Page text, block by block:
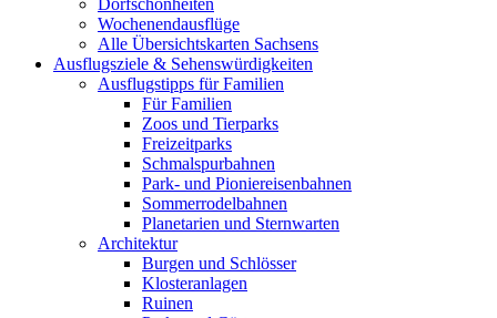
Dorfschönheiten
Wochenendausflüge
Alle Übersichtskarten Sachsens
Ausflugsziele & Sehenswürdigkeiten
Ausflugstipps für Familien
Für Familien
Zoos und Tierparks
Freizeitparks
Schmalspurbahnen
Park- und Pioniereisenbahnen
Sommerrodelbahnen
Planetarien und Sternwarten
Architektur
Burgen und Schlösser
Klosteranlagen
Ruinen